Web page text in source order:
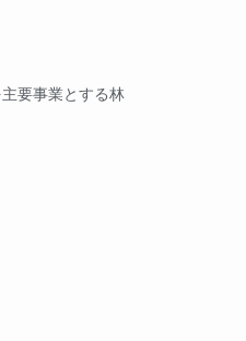
要事業とする林